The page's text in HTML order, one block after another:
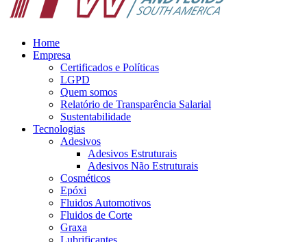
Home
Empresa
Certificados e Políticas
LGPD
Quem somos
Relatório de Transparência Salarial
Sustentabilidade
Tecnologias
Adesivos
Adesivos Estruturais
Adesivos Não Estruturais
Cosméticos
Epóxi
Fluidos Automotivos
Fluidos de Corte
Graxa
Lubrificantes